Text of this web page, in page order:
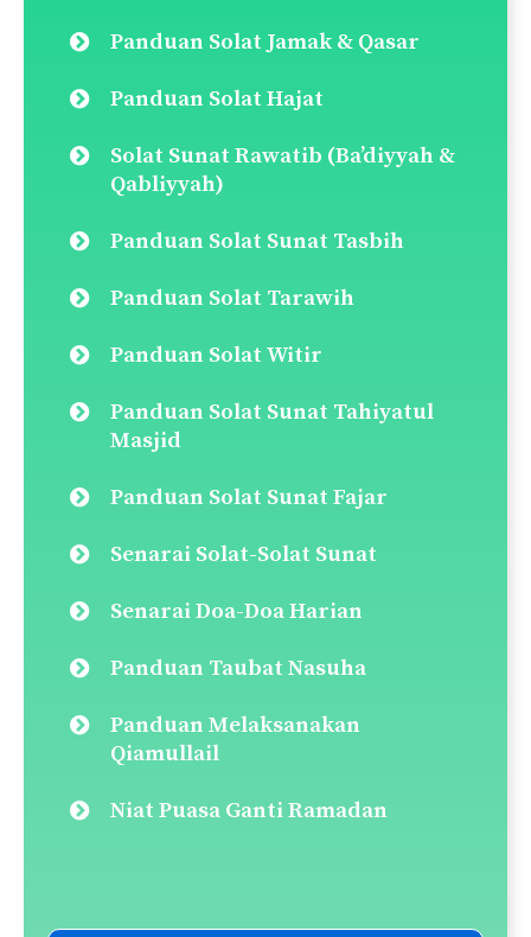
Panduan Solat Jamak & Qasar
Panduan Solat Hajat
Solat Sunat Rawatib (Ba’diyyah &
Qabliyyah)
Panduan Solat Sunat Tasbih
Panduan Solat Tarawih
Panduan Solat Witir
Panduan Solat Sunat Tahiyatul
Masjid
Panduan Solat Sunat Fajar
Senarai Solat-Solat Sunat
Senarai Doa-Doa Harian
Panduan Taubat Nasuha
Panduan Melaksanakan
Qiamullail
Niat Puasa Ganti Ramadan